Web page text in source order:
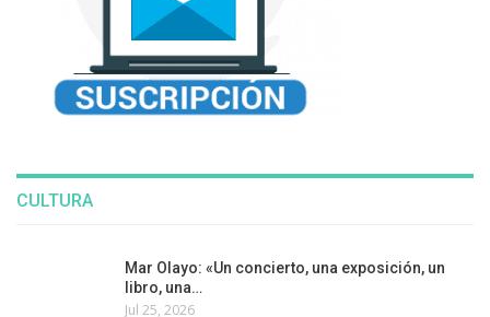
CULTURA
Mar Olayo: «Un concierto, una exposición, un
libro, una…
Jul 25, 2026